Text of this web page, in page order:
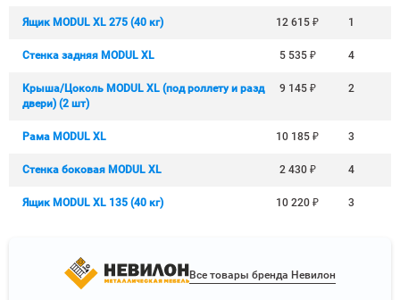
Ящик MODUL XL 275 (40 кг) 12 615₽ 1
Стенка задняя MODUL XL 5 535 ₽ 4
Крыша/Цоколь MODUL XL (под роллету и разд
двери) (2 шт)
9 145 ₽ 2
Рама MODUL XL 10 185₽ 3
Стенка боковая MODUL XL 2 430 ₽ 4
Ящик MODUL XL 135 (40 кг) 10 220₽ 3
Все товары бренда Невилон